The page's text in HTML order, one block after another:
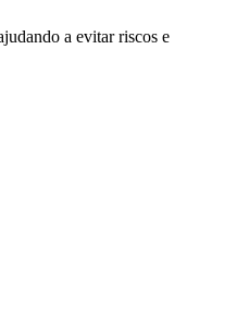
a evitar riscos e